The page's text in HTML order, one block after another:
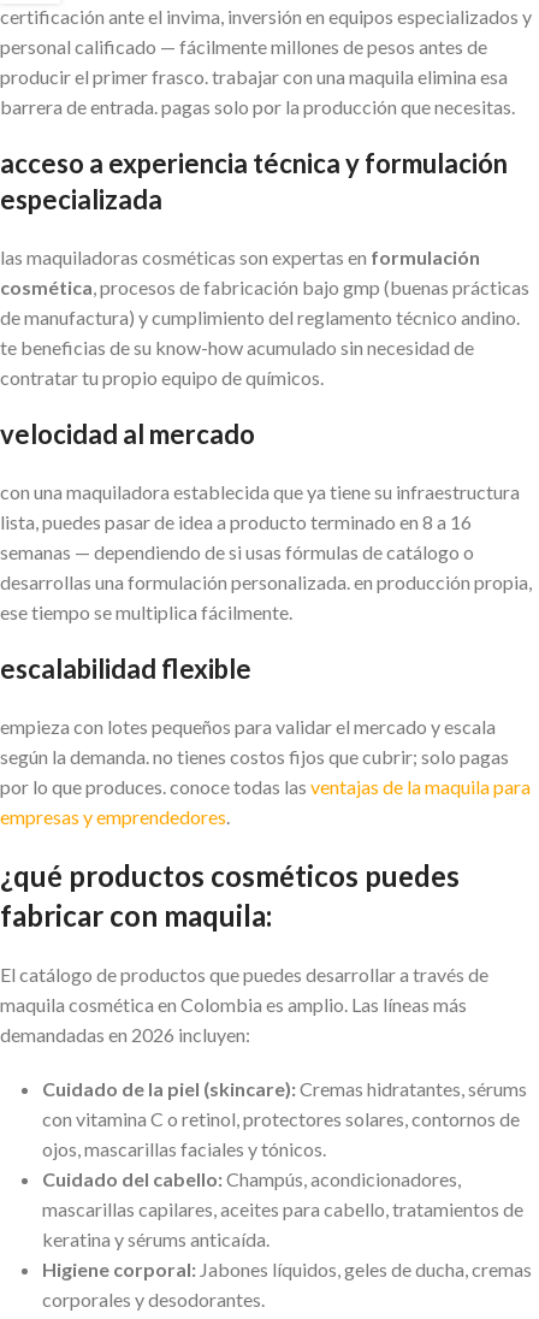
certificación ante el invima, inversión en equipos especializados y
personal calificado — fácilmente millones de pesos antes de
producir el primer frasco. trabajar con una maquila elimina esa
barrera de entrada. pagas solo por la producción que necesitas.
acceso a experiencia técnica y formulación
especializada
las maquiladoras cosméticas son expertas en formulación
cosmética, procesos de fabricación bajo gmp (buenas prácticas
de manufactura) y cumplimiento del reglamento técnico andino.
te beneficias de su know-how acumulado sin necesidad de
contratar tu propio equipo de químicos.
velocidad al mercado
con una maquiladora establecida que ya tiene su infraestructura
lista, puedes pasar de idea a producto terminado en 8 a 16
semanas — dependiendo de si usas fórmulas de catálogo o
desarrollas una formulación personalizada. en producción propia,
ese tiempo se multiplica fácilmente.
escalabilidad flexible
empieza con lotes pequeños para validar el mercado y escala
según la demanda. no tienes costos fijos que cubrir; solo pagas
por lo que produces. conoce todas las ventajas de la maquila para
empresas y emprendedores.
¿qué productos cosméticos puedes
fabricar con maquila:
El catálogo de productos que puedes desarrollar a través de
maquila cosmética en Colombia es amplio. Las líneas más
demandadas en 2026 incluyen:
Cuidado de la piel (skincare):Cremas hidratantes, sérums
con vitamina C o retinol, protectores solares, contornos de
ojos, mascarillas faciales y tónicos.
Cuidado del cabello:Champús, acondicionadores,
mascarillas capilares, aceites para cabello, tratamientos de
keratina y sérums anticaída.
Higiene corporal: Jabones líquidos, geles de ducha, cremas
corporales y desodorantes.